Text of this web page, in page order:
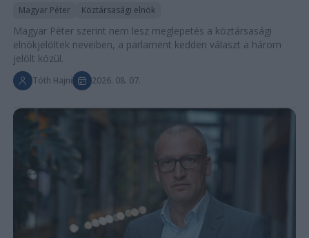
Magyar Péter Köztársasági elnök
Magyar Péter szerint nem lesz meglepetés a köztársasági
elnökjelöltek neveiben, a parlament kedden választ a három
jelölt közül.
Tóth Hajni 2026. 08. 07.